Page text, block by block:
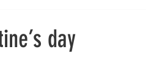
day